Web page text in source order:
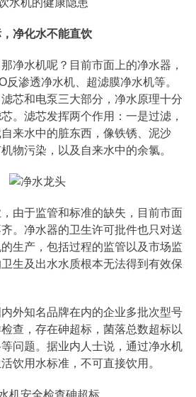
净化水不能直饮
净水机呢？目前市面上的净水器，
反渗透净水机、超滤膜净水机等。
芯和电泵三大部分，净水原理十分
。滤芯发挥两个作用：一是过滤，
来水中的脏东西，像铁锈、泥沙
物污染，以及自来水中的余氯。
由于监管和标准的缺失，目前市面
齐。净水器的卫生许可批件也只对送
生产，包括过程的监管以及市场监
生及出水水质根本无法得到有效保
外知名品牌在内的企业多批次型号
查，存在砷超标，菌落总数超标以
问题。据业内人士说，通过净水机
饮用水标准，不可直接饮用。